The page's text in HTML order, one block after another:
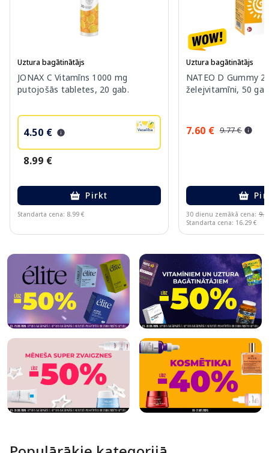
Uztura bagātinātājs
JONAX C Vitamīns 1000 mg
putojošās tabletes, 20 gab.
4.50 €
8.99 €
Pirkt
Standarta cena: 8.99 €
Uztura bagātinātājs
NATEO D Gummy
želejvitamīni, 50
7.60 € 9.77 €
30 dienu zemākā cena:
Standarta cena: 16.29 €